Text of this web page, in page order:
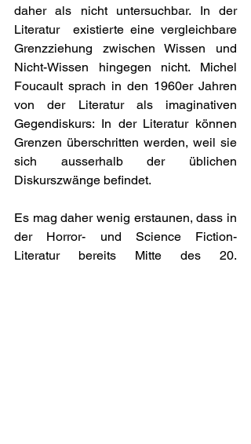
daher als nicht untersuchbar. In der
Literatur  existierte eine vergleichbare
Grenzziehung zwischen Wissen und
Nicht-Wissen hingegen nicht. Michel
Foucault sprach in den 1960er Jahren
von der Literatur als imaginativen
Gegendiskurs: In der Literatur können
Grenzen überschritten werden, weil sie
sich ausserhalb der üblichen
Diskurszwänge befindet.
Es mag daher wenig erstaunen, dass in
der Horror- und Science Fiction-
Literatur bereits Mitte des 20.